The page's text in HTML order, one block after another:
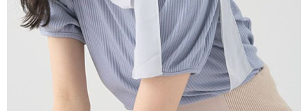
１．透過由恩沛科技股份有限公司提供之「AFTEE先享後付」服務完成之交
易，需依本服務之必要範圍內提供個人資料，並將交易相關給付款項請求債
權轉讓予恩沛科技股份有限公司。
２．關於個人資料處理事宜，請瀏覽以下網址：
https://aftee.tw/terms/#terms3
３．未成年的使用者請事先徵得法定代理人或監護人之同意方可使用
「AFTEE先享後付」，若未經同意申辦者引起之損失，本公司不負相關責
４．使用「AFTEE先享後付」時，將依據個別帳號之用戶狀況，依本公司即
每筆NT$60，滿NT$1,500(含以上)免運費
7-11純取貨
每筆NT$60，滿NT$1,500(含以上)免運費
每筆NT$90，滿NT$1,500(含以上)免運費